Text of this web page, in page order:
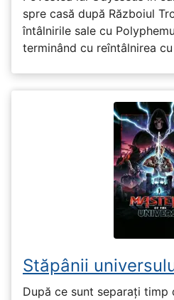
spre casă după Războiul
întâlnirile sale cu
terminând cu reîntâlnirea
Stăpânii
După ce sunt separați timp